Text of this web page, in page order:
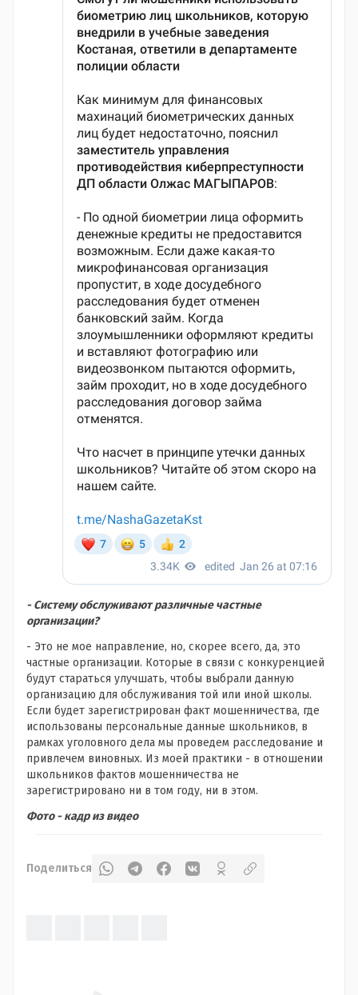
- Систему обслуживают различные частные
организации?
- Это не мое направление, но, скорее всего, да, это
частные организации. Которые в связи с конкуренцией
будут стараться улучшать, чтобы выбрали данную
организацию для обслуживания той или иной школы.
Если будет зарегистрирован факт мошенничества, где
использованы персональные данные школьников, в
рамках уголовного дела мы проведем расследование и
привлечем виновных. Из моей практики - в отношении
школьников фактов мошенничества не
зарегистрировано ни в том году, ни в этом.
Фото - кадр из видео
Поделиться